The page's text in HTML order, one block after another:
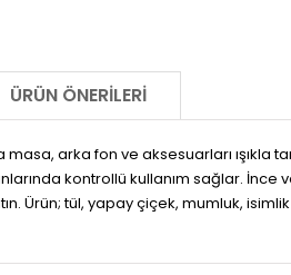
ÜRÜN ÖNERILERI
arka fon ve aksesuarları ışıkla
kontrollü kullanım sağlar. İnce
Ürün; tül, yapay çiçek, mumluk,